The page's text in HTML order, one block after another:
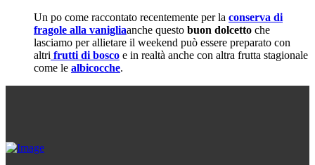
Un po come raccontato recentemente per la conserva di
fragole alla vanigliaanche questo buon dolcetto che
lasciamo per allietare il weekend può essere preparato con
altri frutti di bosco e in realtà anche con altra frutta stagionale
come le albicocche.